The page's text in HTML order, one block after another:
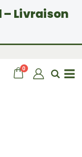
Livraison
Wagen
0 Artikel